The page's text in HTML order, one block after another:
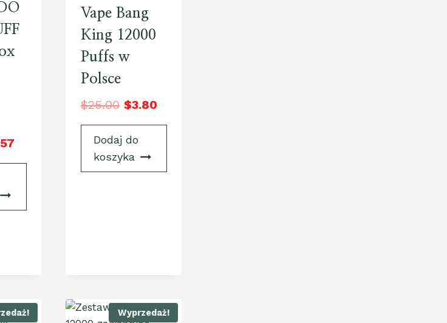
Vape Bang
King 12000
Puffs w
Polsce
$25.00 $3.80
Dodaj do
koszyka
Wyprzedaż!